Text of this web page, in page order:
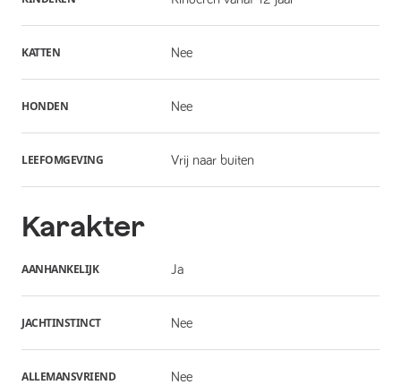
KATTEN Nee
HONDEN Nee
LEEFOMGEVING Vrij naar buiten
Karakter
AANHANKELIJK Ja
JACHTINSTINCT Nee
ALLEMANSVRIEND Nee